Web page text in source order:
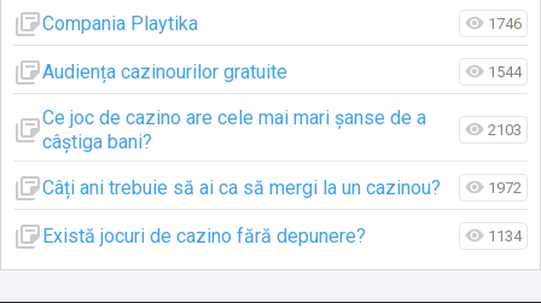
Compania Playtika 1746
Audiența cazinourilor gratuite 1544
Ce joc de cazino are cele mai mari șanse de a
câștiga bani?
2103
Câți ani trebuie să ai ca să mergi la un cazinou? 1972
Există jocuri de cazino fără depunere? 1134